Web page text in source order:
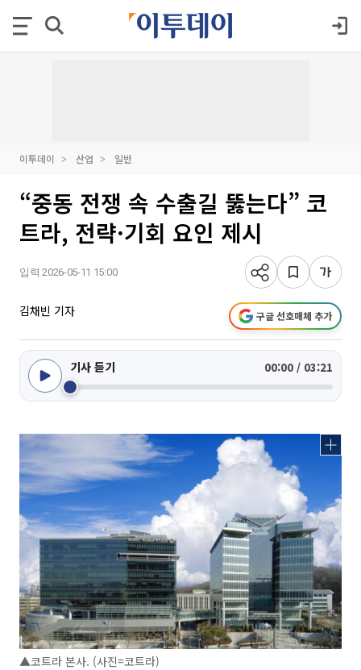
이투데이 산업 일반
“중동 전쟁 속 수출길 뚫는다” 코
트라, 전략·기회 요인 제시
입력 2026-05-11 15:00
김채빈 기자 구글 선호매체 추가
기사 듣기 00:00 / 03:21
▲코트라 본사. (사진=코트라)